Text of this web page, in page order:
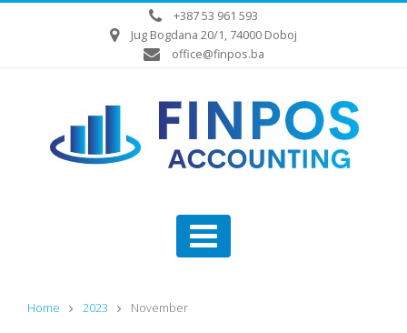
+387 53 961 593
Jug Bogdana 20/1, 74000 Doboj
office@finpos.ba
Home 2023 November